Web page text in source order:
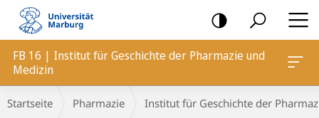
Mobile-
Navigation
FB 16 | Institut für Geschichte der Pharmazie und
Medizin
Breadcrumb-
Navigation
Startseite Pharmazie Institut für Geschichte der